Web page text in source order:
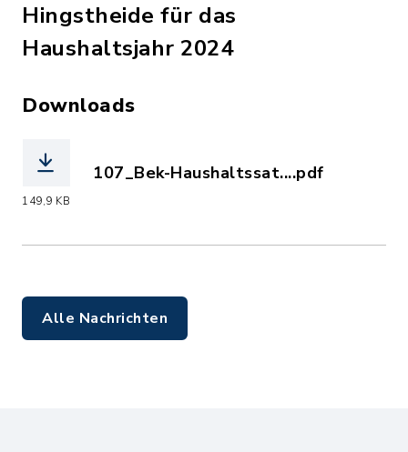
Hingstheide für das
Haushaltsjahr 2024
Downloads
149,9 KB
107_Bek-Haushaltssat....pdf
Alle Nachrichten